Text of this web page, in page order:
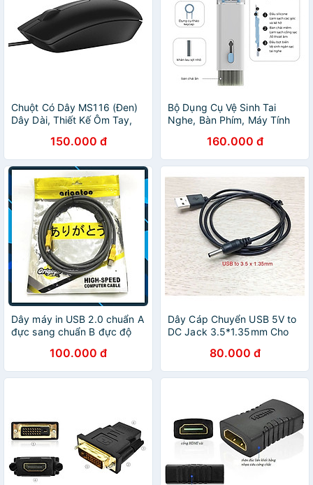
Chuột Có Dây MS116 (Đen)
Dây Dài, Thiết Kế Ôm Tay,
Nghiệp Văn Phòng Máy Tính
Laptop Tivi USB - Hàng
Nhập Khẩu
150.000 đ
Bộ Dụng Cụ Vệ Sinh Tai
Nghe, Bàn Phím, Máy Tính
Gọn, Tiện Lợi , Bộ Vệ Sinh
Laptop Đa Năng 7 in 1 7in1
Cao Cấp Vệ Sinh Tai Nghe,
ảnh Nhựa Abs Cao Cấp
Dùng Cho / Airpods / iPhone
/ iPad - Hàng Nhập Khẩu
160.000 đ
Dây máy in USB 2.0 chuẩn A
đực sang chuẩn B đực độ
Nhập Khẩu100.000 đ
Dây Cáp Chuyển USB 5V to
DC Jack 3.5*1.35mm Cho
LED, Đài - Hàng Chính Hãng
80.000 đ